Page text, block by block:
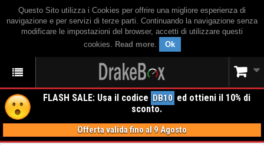
Questo Sito utilizza i Cookies per offrire una migliore esperienza di
navigazione e per servizi di terze parti. Continuando la navigazione senza
modificare le impostazioni del browser, accetti di utilizzare questi
cookies. Read more. Ok
FLASH SALE: Usa il codice DB10 ed ottieni il 10% di
sconto.
Offerta valida fino al 9 Agosto